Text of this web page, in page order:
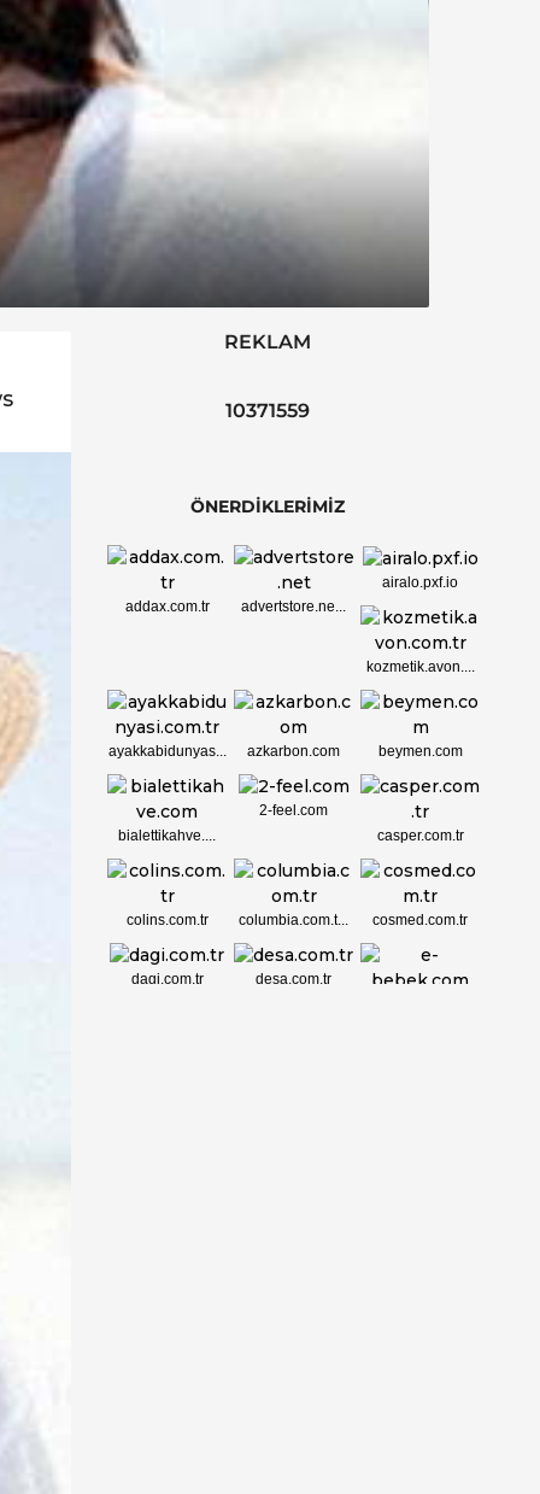
REKLAM
10371559
ÖNERDİKLERİMİZ
addax.com.tr advertstore.ne...
airalo.pxf.io
kozmetik.avon....
ayakkabidunyas... azkarbon.com beymen.com
bialettikahve....
2-feel.com
casper.com.tr
colins.com.tr columbia.com.t... cosmed.com.tr
dagi.com.tr
desa.com.tr